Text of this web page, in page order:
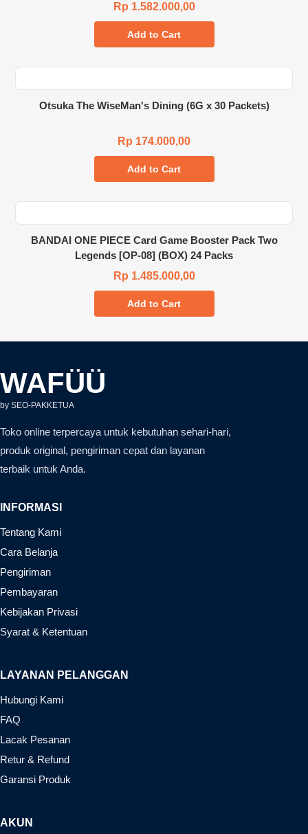
Rp 1.582.000,00
Add to Cart
Otsuka The WiseMan's Dining (6G x 30 Packets)
Rp 174.000,00
Add to Cart
BANDAI ONE PIECE Card Game Booster Pack Two
Legends [OP-08] (BOX) 24 Packs
Rp 1.485.000,00
Add to Cart
WAFÜÜ
by SEO-PAKKETUA
Toko online terpercaya untuk kebutuhan sehari-hari,
produk original, pengiriman cepat dan layanan
terbaik untuk Anda.
INFORMASI
Tentang Kami
Cara Belanja
Pengiriman
Pembayaran
Kebijakan Privasi
Syarat & Ketentuan
LAYANAN PELANGGAN
Hubungi Kami
FAQ
Lacak Pesanan
Retur & Refund
Garansi Produk
AKUN